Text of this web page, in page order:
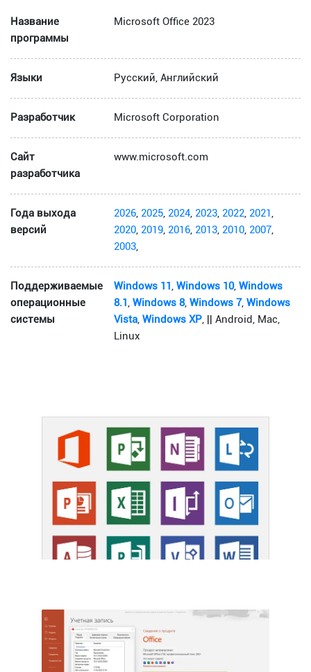
Название
программы
Microsoft Office 2023
Языки Русский, Английский
Разработчик Microsoft Corporation
Сайт
разработчика
www.microsoft.com
Года выхода
версий
2026, 2025, 2024, 2023, 2022, 2021,
2020, 2019, 2016, 2013, 2010, 2007,
2003,
Поддерживаемые
операционные
системы
Windows 11,Windows 10,Windows
8.1,Windows 8,Windows 7,Windows
Vista,Windows XP, || Android, Mac,
Linux